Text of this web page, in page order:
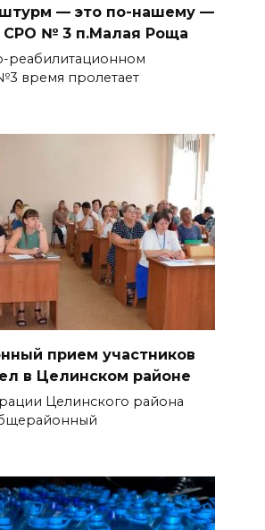
— это по-нашему —
СРО № 3 п.Малая Роща
реабилитационном
время пролетает
прием участников
в Целинском районе
Целинского района